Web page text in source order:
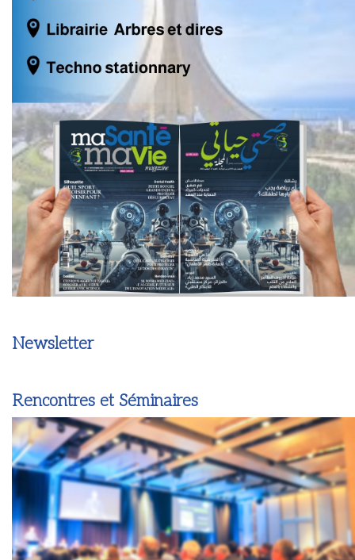
Newsletter
Rencontres et Séminaires